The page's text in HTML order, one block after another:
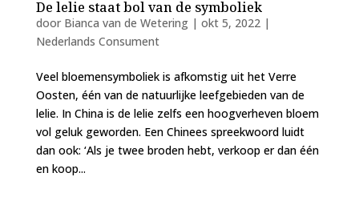
De lelie staat bol van de symboliek
door Bianca van de Wetering| okt 5, 2022|
Nederlands Consument
Veel bloemensymboliek is afkomstig uit het Verre
Oosten, één van de natuurlijke leefgebieden van de
lelie. In China is de lelie zelfs een hoogverheven bloem
vol geluk geworden. Een Chinees spreekwoord luidt
dan ook: ‘Als je twee broden hebt, verkoop er dan één
en koop...